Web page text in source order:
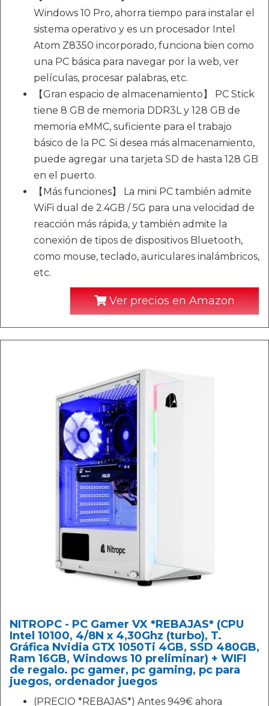
Windows 10 Pro, ahorra tiempo para instalar el
sistema operativo y es un procesador Intel
Atom Z8350 incorporado, funciona bien como
una PC básica para navegar por la web, ver
películas, procesar palabras, etc.
【Gran espacio de almacenamiento】 PC Stick
tiene 8 GB de memoria DDR3L y 128 GB de
memoria eMMC, suficiente para el trabajo
básico de la PC. Si desea más almacenamiento,
puede agregar una tarjeta SD de hasta 128 GB
en el puerto.
【Más funciones】 La mini PC también admite
WiFi dual de 2.4GB / 5G para una velocidad de
reacción más rápida, y también admite la
conexión de tipos de dispositivos Bluetooth,
como mouse, teclado, auriculares inalámbricos,
etc.
Ver precios en Amazon
NITROPC - PC Gamer VX *REBAJAS* (CPU
Intel 10100, 4/8N x 4,30Ghz (turbo), T.
Gráfica Nvidia GTX 1050Ti 4GB, SSD 480GB,
Ram 16GB, Windows 10 preliminar) + WIFI
de regalo. pc gamer, pc gaming, pc para
juegos, ordenador juegos
(PRECIO *REBAJAS*) Antes 949€ ahora